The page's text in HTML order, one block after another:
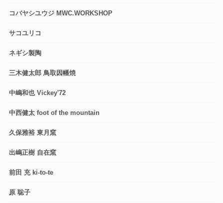
コバヤシユウジ MWC.WORKSHOP
サコユリコ
ネギシ製陶
三木健太郎 鳥取因幡焼
中嶋和也 Vickey'72
中西健太 foot of the mountain
久保雅裕 東月窯
出嶋正樹 自在窯
前田 充 ki-to-te
原 聡子